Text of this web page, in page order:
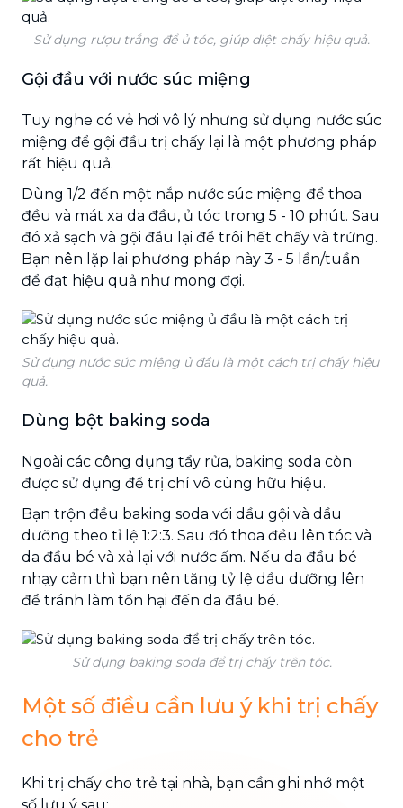
Sử dụng rượu trắng để ủ tóc, giúp diệt chấy hiệu quả.
Gội đầu với nước súc miệng
Tuy nghe có vẻ hơi vô lý nhưng sử dụng nước súc
miệng để gội đầu trị chấy lại là một phương pháp
rất hiệu quả.
Dùng 1/2 đến một nắp nước súc miệng để thoa
đều và mát xa da đầu, ủ tóc trong 5 - 10 phút. Sau
đó xả sạch và gội đầu lại để trôi hết chấy và trứng.
Bạn nên lặp lại phương pháp này 3 - 5 lần/tuần
để đạt hiệu quả như mong đợi.
Sử dụng nước súc miệng ủ đầu là một cách trị chấy hiệu
quả.
Dùng bột baking soda
Ngoài các công dụng tẩy rửa, baking soda còn
được sử dụng để trị chí vô cùng hữu hiệu.
Bạn trộn đều baking soda với dầu gội và dầu
dưỡng theo tỉ lệ 1:2:3. Sau đó thoa đều lên tóc và
da đầu bé và xả lại với nước ấm. Nếu da đầu bé
nhạy cảm thì bạn nên tăng tỷ lệ dầu dưỡng lên
để tránh làm tổn hại đến da đầu bé.
Sử dụng baking soda để trị chấy trên tóc.
Một số điều cần lưu ý khi trị chấy
cho trẻ
Khi trị chấy cho trẻ tại nhà, bạn cần ghi nhớ một
số lưu ý sau: